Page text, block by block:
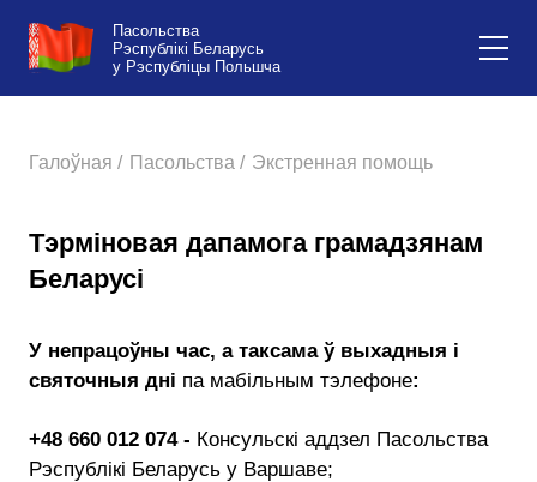
Пасольства
Рэспублікі Беларусь
у Рэспубліцы Польшча
Галоўная / Пасольства / Экстренная помощь
Тэрміновая дапамога грамадзянам
Беларусі
У непрацоўны час, а таксама ў выхадныя і
святочныя дні па мабільным тэлефоне:
+48 660 012 074 - Консульскі аддзел Пасольства
Рэспублікі Беларусь у Варшаве;